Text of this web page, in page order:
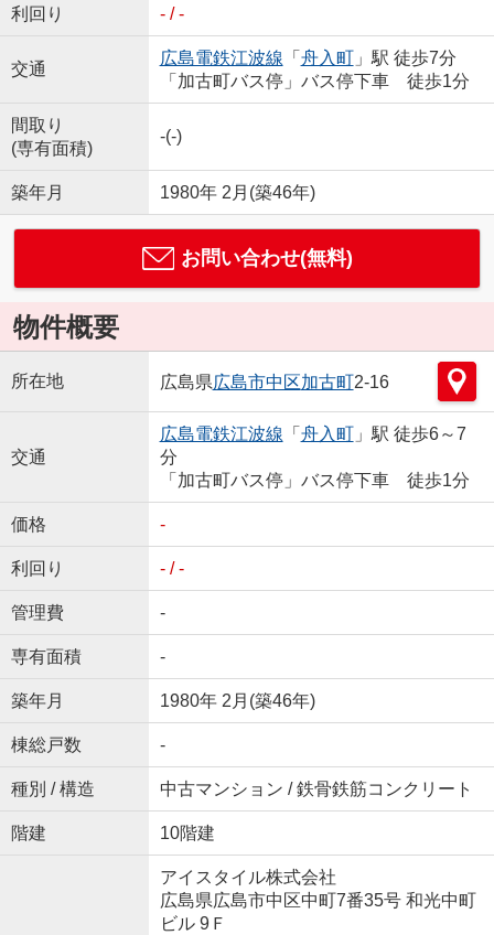
利回り - / -
交通
広島電鉄江波線 「 舟入町」駅 徒歩7分
「加古町バス停」バス停下車 徒歩1分
間取り
(専有面積)
-(-)
築年月 1980年 2月(築46年)
お問い合わせ(無料)
物件概要
所在地 広島県広島市中区加古町2-16
交通
広島電鉄江波線 「 舟入町」駅 徒歩6～7
分
「加古町バス停」バス停下車 徒歩1分
価格 -
利回り - / -
管理費 -
専有面積 -
築年月 1980年 2月(築46年)
棟総戸数 -
種別 / 構造 中古マンション / 鉄骨鉄筋コンクリート
階建 10階建
アイスタイル株式会社
広島県広島市中区中町7番35号 和光中町
ビル 9Ｆ